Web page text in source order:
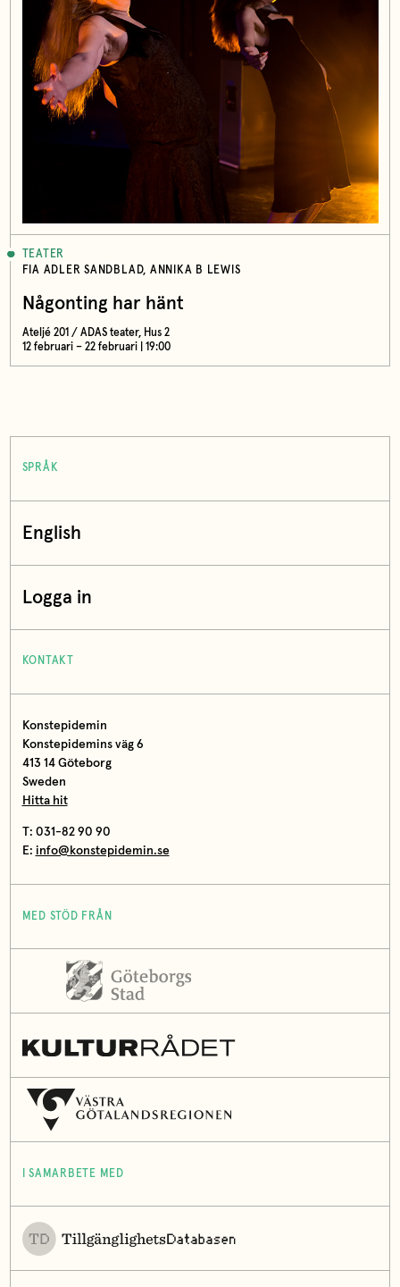
TEATER
FIA ADLER SANDBLAD, ANNIKA B LEWIS
Någonting har hänt
Ateljé 201 / ADAS teater, Hus 2
12 februari – 22 februari | 19:00
SPRÅK
English
Logga in
KONTAKT
Konstepidemin
Konstepidemins väg 6
413 14 Göteborg
Sweden
Hitta hit
T: 031-82 90 90
E: info@konstepidemin.se
MED STÖD FRÅN
I SAMARBETE MED